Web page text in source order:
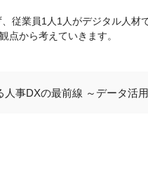
従業員1人1人がデジタル人
点から考えていきます。
事DXの最前線 ～データ活